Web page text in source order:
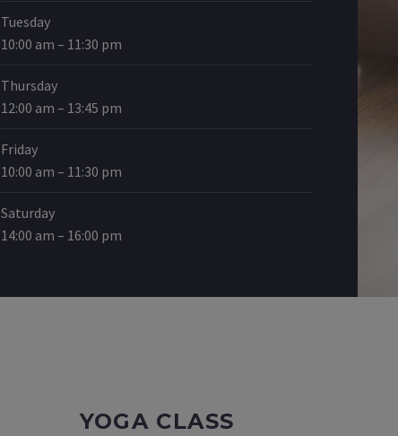
Tuesday
10:00 am – 11:30 pm
Thursday
12:00 am – 13:45 pm
Friday
10:00 am – 11:30 pm
Saturday
14:00 am – 16:00 pm
YOGA CLASS